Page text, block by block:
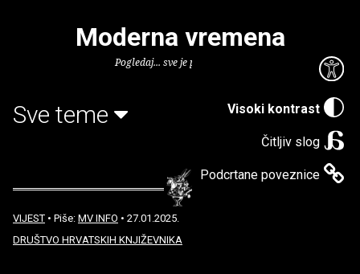
Visoki kontrast
Čitljiv slog
Podcrtane poveznice
Moderna vremena
Pogledaj... sve je puno knjiga.
Sve teme
VIJEST • Piše: MV INFO • 27.01.2025.
DRUŠTVO HRVATSKIH KNJIŽEVNIKA